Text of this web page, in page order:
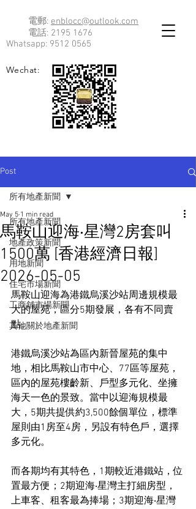
電郵: enblocc@outlook.com
電話: 2195 1676
Whatsapp: 9512 0565
Wechat:
Post
所有地產新聞
地產政策新聞
用地新聞
住宅市場新聞
工商舖市場新聞
其他關於地產新聞
所有地產新聞
馬鞍山迎海‧星灣2房套叫
1500萬 [香港經濟日報]
2026-05-05
May 5 1 min read
馬鞍山迎海為港鐵烏溪沙站周邊規模最
大的屋苑，區分5期發展，各有不同賣
點。
港鐵烏溪沙站為區內新晉屋苑的集中
地，相比馬鞍山市中心、77區等屋苑，
區內的屋苑樓齡新、戶型多元化、坐擁
海天一色的景致。當中以迎海規模最
大，5期共提供約3,500餘個單位，標準
屋則由1房至4房，另設有特色戶，選擇
多元化。
而各期均有其特色，1期較近港鐵站，位
置最方便；2期迎海‧星灣主打細房型，
上車客、租客最為捧場；3期迎海‧星灣